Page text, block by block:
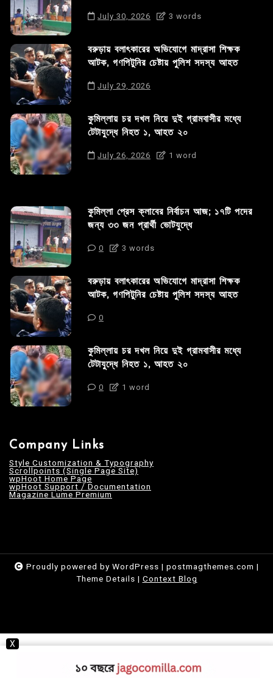
July 30, 2026 3 words
বরুড়ায় বলাৎকারের অভিযোগে মাদ্রাসা শিক্ষক
আটক, গণপিটুনির চেষ্টায় পুলিশ সদস্য আহত
July 29, 2026
কুমিল্লায় চর দখল নিয়ে দুই গ্রামবাসীর মধ্যে
টেটাযুদ্ধে নিহত ১, আহত ২০
July 26, 2026 1 word
কুমিল্লা প্রেস ক্লাবের নির্বাচন আজ; ১৭টি পদের
জন্য ৩৩ জন প্রার্থী ভোটযুদ্ধে
0 3 words
বরুড়ায় বলাৎকারের অভিযোগে মাদ্রাসা শিক্ষক
আটক, গণপিটুনির চেষ্টায় পুলিশ সদস্য আহত
0
কুমিল্লায় চর দখল নিয়ে দুই গ্রামবাসীর মধ্যে
টেটাযুদ্ধে নিহত ১, আহত ২০
0 1 word
Company Links
Style Customization & Typography
Scrollpoints (Single Page Site)
wpHoot Home Page
wpHoot Support / Documentation
Magazine Lume Premium
Proudly powered by WordPress | postmagthemes.com |
Theme Details | Context Blog
X